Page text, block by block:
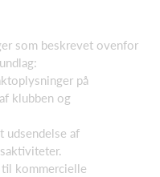
som beskrevet ovenfor
på
klubben og
udsendelse af
kommercielle